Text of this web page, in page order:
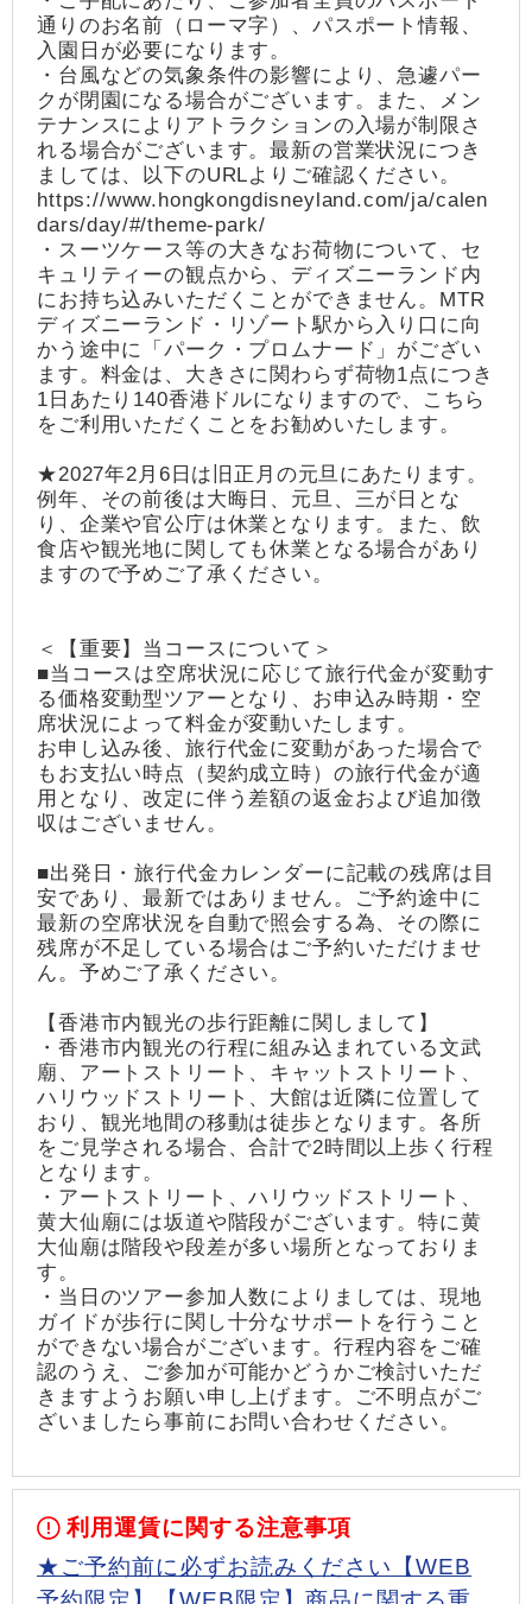
通りのお名前（ローマ字）、パスポート情報、
入園日が必要になります。
・台風などの気象条件の影響により、急遽パー
クが閉園になる場合がございます。また、メン
テナンスによりアトラクションの入場が制限さ
れる場合がございます。最新の営業状況につき
ましては、以下のURLよりご確認ください。
https://www.hongkongdisneyland.com/ja/calen
dars/day/#/theme-park/
・スーツケース等の大きなお荷物について、セ
キュリティーの観点から、ディズニーランド内
にお持ち込みいただくことができません。MTR
ディズニーランド・リゾート駅から入り口に向
かう途中に「パーク・プロムナード」がござい
ます。料金は、大きさに関わらず荷物1点につき
1日あたり140香港ドルになりますので、こちら
をご利用いただくことをお勧めいたします。
★2027年2月6日は旧正月の元旦にあたります。
例年、その前後は大晦日、元旦、三が日とな
り、企業や官公庁は休業となります。また、飲
食店や観光地に関しても休業となる場合があり
ますので予めご了承ください。
＜【重要】当コースについて＞
■当コースは空席状況に応じて旅行代金が変動す
る価格変動型ツアーとなり、お申込み時期・空
席状況によって料金が変動いたします。
お申し込み後、旅行代金に変動があった場合で
もお支払い時点（契約成立時）の旅行代金が適
用となり、改定に伴う差額の返金および追加徴
収はございません。
■出発日・旅行代金カレンダーに記載の残席は目
安であり、最新ではありません。ご予約途中に
最新の空席状況を自動で照会する為、その際に
残席が不足している場合はご予約いただけませ
ん。予めご了承ください。
【香港市内観光の歩行距離に関しまして】
・香港市内観光の行程に組み込まれている文武
廟、アートストリート、キャットストリート、
ハリウッドストリート、大館は近隣に位置して
おり、観光地間の移動は徒歩となります。各所
をご見学される場合、合計で2時間以上歩く行程
となります。
・アートストリート、ハリウッドストリート、
黄大仙廟には坂道や階段がございます。特に黄
大仙廟は階段や段差が多い場所となっておりま
す。
・当日のツアー参加人数によりましては、現地
ガイドが歩行に関し十分なサポートを行うこと
ができない場合がございます。行程内容をご確
認のうえ、ご参加が可能かどうかご検討いただ
きますようお願い申し上げます。ご不明点がご
ざいましたら事前にお問い合わせください。
利用運賃に関する注意事項
★ご予約前に必ずお読みください【WEB